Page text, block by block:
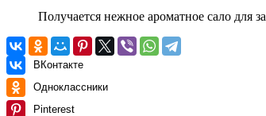
Получается нежное ароматное сало для
ВКонтакте
Одноклассники
Pinterest